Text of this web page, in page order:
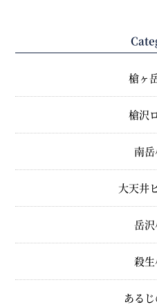
槍ヶ
槍沢
南
大天井
岳
殺
ある